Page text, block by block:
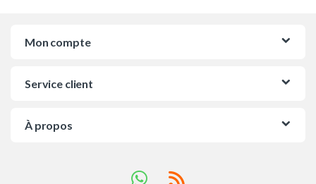
Mon compte
Service client
À propos